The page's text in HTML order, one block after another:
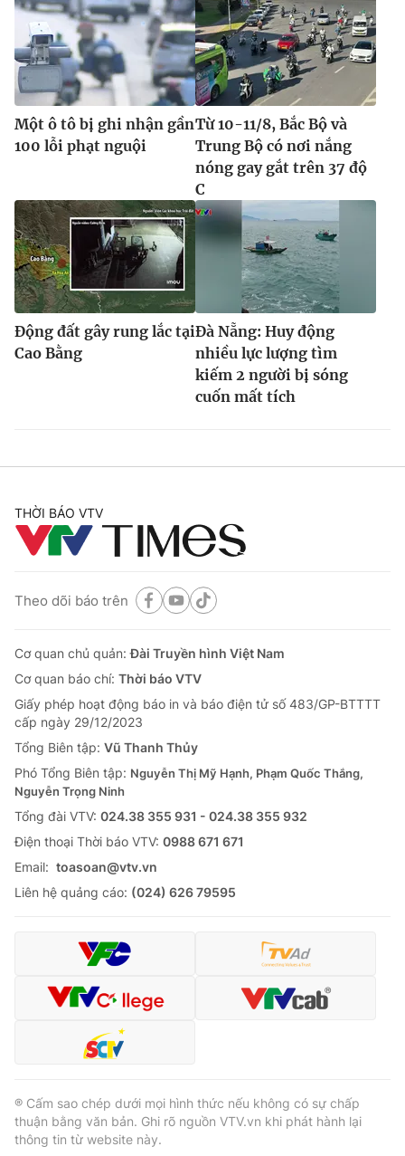
Một ô tô bị ghi nhận gần
100 lỗi phạt nguội
Từ 10-11/8, Bắc Bộ và
Trung Bộ có nơi nắng
nóng gay gắt trên 37 độ
C
Động đất gây rung lắc tại
Cao Bằng
Đà Nẵng: Huy động
nhiều lực lượng tìm
kiếm 2 người bị sóng
cuốn mất tích
THỜI BÁO VTV
Theo dõi báo trên
Cơ quan chủ quản:Đài Truyền hình Việt Nam
Cơ quan báo chí: Thời báo VTV
Giấy phép hoạt động báo in và báo điện tử số 483/GP-BTTTT
cấp ngày 29/12/2023
Tổng Biên tập: Vũ Thanh Thủy
Phó Tổng Biên tập: Nguyễn Thị Mỹ Hạnh, Phạm Quốc Thắng,
Nguyễn Trọng Ninh
Tổng đài VTV: 024.38 355 931 - 024.38 355 932
Ðiện thoại Thời báo VTV: 0988 671 671
Email: toasoan@vtv.vn
Liên hệ quảng cáo: (024) 626 79595
® Cấm sao chép dưới mọi hình thức nếu không có sự chấp
thuận bằng văn bản. Ghi rõ nguồn VTV.vn khi phát hành lại
thông tin từ website này.